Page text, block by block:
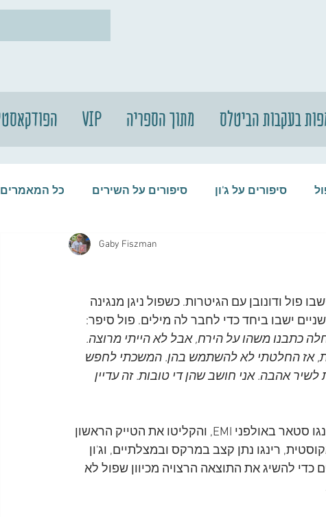
VIP מתוך הספריה בעקבות הביטלס
כל המאמרים סיפורים על השירים סיפורים על ג'ון
סיפורים על הביטלס סיפורים על התקליטיםGaby Fiszman
פול ודונובן עם הגיטרות. כשפול ניגן מנגינה
ישבו ביחד כדי לחבר לה מילים. פול סיפר:
כתבנו משהו על הירח, אבל לא הייתי מרוצה.
אז החלטתי לא להשתמש בהן. המשכתי לחפש
לשיר אהבה. אני חושב שהן די טובות. זה עדיין
ב-16 בספטמבר 1968 היו ג'ון לנון, פול מקרטני ורינגו סטאר באולפני EMI, והקליטו את הטייק הראשון
רינגו נתן קצב במרקס ובמצלתיים, וג'ון
מתכת עם פיסות עץ. נדרשו 77 טייקים כדי להשיג את התוצאה הרצויה מכיוון שפול לא